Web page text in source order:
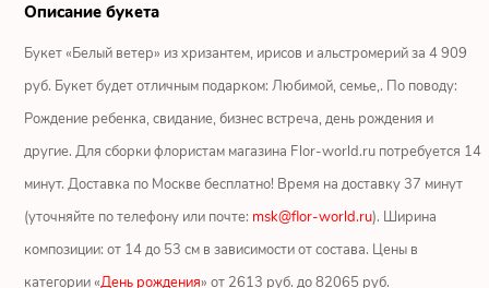
Ромашки
Альстромерии
Герберы
Описание букета
Букет «Белый ветер» из хризантем, ирисов и альстромерий за 4 909
руб. Букет будет отличным подарком: Любимой, семье,. По поводу:
Рождение ребенка, свидание, бизнес встреча, день рождения и
другие. Для сборки флористам магазина Flor-world.ru потребуется 14
минут. Доставка по Москве бесплатно! Время на доставку 37 минут
(уточняйте по телефону или почте: msk@flor-world.ru). Ширина
композиции: от 14 до 53 см в зависимости от состава. Цены в
категории «День рождения» от 2613 руб. до 82065 руб.